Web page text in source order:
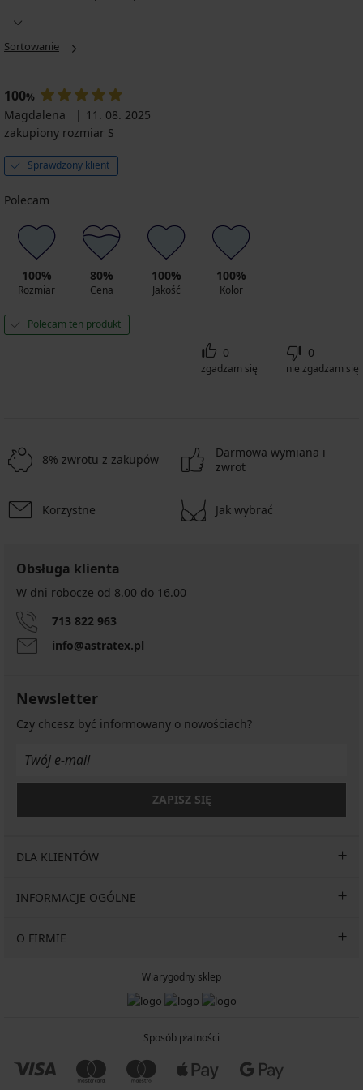
Sortowanie
100%
Magdalena
11. 08. 2025
zakupiony rozmiar S
Sprawdzony klient
Polecam
100%
Rozmiar
80%
Cena
100%
Jakość
100%
Kolor
Polecam ten produkt
0
zgadzam się
0
nie zgadzam się
8% zwrotu z zakupów
Darmowa wymiana i
zwrot
Korzystne Jak wybrać
Obsługa klienta
W dni robocze od 8.00 do 16.00
713 822 963
info@astratex.pl
Newsletter
Czy chcesz być informowany o nowościach?
ZAPISZ SIĘ
DLA KLIENTÓW
INFORMACJE OGÓLNE
O FIRMIE
Wiarygodny sklep
Sposób płatności